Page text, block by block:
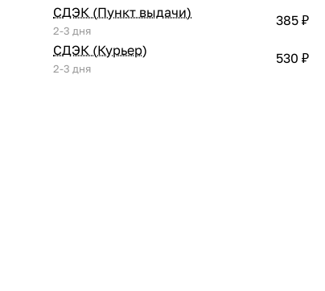
СДЭК (Пункт выдачи)
2-3 дня
385 ₽
СДЭК (Курьер)
2-3 дня
530 ₽